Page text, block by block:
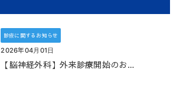
診療に関するお知らせ
2026年04月01日
【脳神経外科】外来診療開始のお…